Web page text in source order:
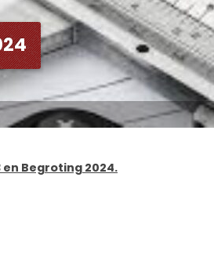
Begroting 2024.